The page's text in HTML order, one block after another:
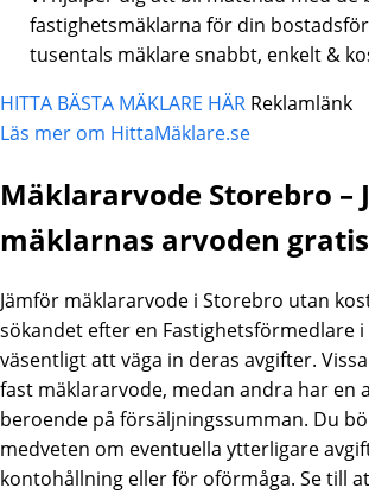
fastighetsmäklarna för din
tusentals mäklare snabbt, enkelt &
HITTA BÄSTA MÄKLARE HÄR Reklamlänk
Läs mer om HittaMäklare.se
Mäklararvode Storebro –
mäklarnas arvoden gratis
Jämför mäklararvode i Storebro utan
sökandet efter en Fastighetsförmedlare
väsentligt att väga in deras avgifter.
fast mäklararvode, medan andra har en
beroende på försäljningssumman. Du
medveten om eventuella ytterligare
kontohållning eller för oförmåga. Se till